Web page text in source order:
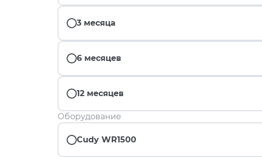
3 месяца
6 месяцев
12 месяцев
Оборудование
Cudy WR1500